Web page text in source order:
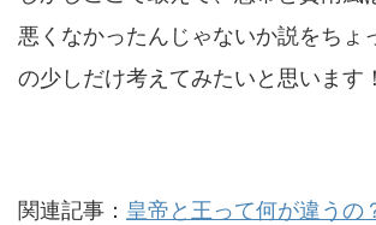
悪くなかったんじゃないか説をちょ
の少しだけ考えてみたいと思います！
関連記事： 皇帝と王って何が違うの